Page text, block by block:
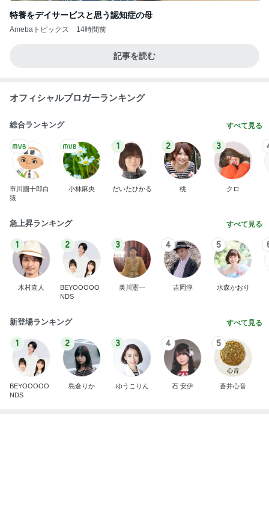
特養をデイサービスと思う認知症の母
Amebaトピックス 14時間前
記事を読む
オフィシャルブロガーランキング
総合ランキング すべて見る
市川團十郎白
猿
小林麻央
1
だいたひかる
2
桃
3
クロ
急上昇ランキング すべて見る
1
木村直人
2
BEYOOOOO
NDS
3
美川憲一
4
吉岡淳
5
水森かおり
新登場ランキング すべて見る
1
BEYOOOOO
NDS
2
島倉りか
3
ゆうこりん
4
石 安伊
5
蒼井心音